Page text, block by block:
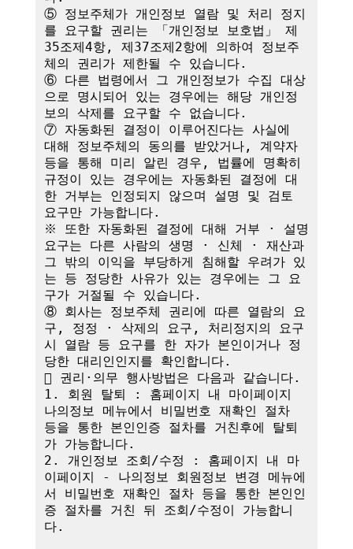
⑤ 정보주체가 개인정보 열람 및 처리 정지
를 요구할 권리는 「개인정보 보호법」 제
35조제4항, 제37조제2항에 의하여 정보주
체의 권리가 제한될 수 있습니다.
⑥ 다른 법령에서 그 개인정보가 수집 대상
으로 명시되어 있는 경우에는 해당 개인정
보의 삭제를 요구할 수 없습니다.
⑦ 자동화된 결정이 이루어진다는 사실에
대해 정보주체의 동의를 받았거나, 계약자
등을 통해 미리 알린 경우, 법률에 명확히
규정이 있는 경우에는 자동화된 결정에 대
한 거부는 인정되지 않으며 설명 및 검토
요구만 가능합니다.
※ 또한 자동화된 결정에 대해 거부 · 설명
요구는 다른 사람의 생명 · 신체 · 재산과
그 밖의 이익을 부당하게 침해할 우려가 있
는 등 정당한 사유가 있는 경우에는 그 요
구가 거절될 수 있습니다.
⑧ 회사는 정보주체 권리에 따른 열람의 요
구, 정정 · 삭제의 요구, 처리정지의 요구
시 열람 등 요구를 한 자가 본인이거나 정
당한 대리인인지를 확인합니다.
 권리·의무 행사방법은 다음과 같습니다.
1. 회원 탈퇴 : 홈페이지 내 마이페이지
나의정보 메뉴에서 비밀번호 재확인 절차
등을 통한 본인인증 절차를 거친후에 탈퇴
가 가능합니다.
2. 개인정보 조회/수정 : 홈페이지 내 마
이페이지 - 나의정보 회원정보 변경 메뉴에
서 비밀번호 재확인 절차 등을 통한 본인인
증 절차를 거친 뒤 조회/수정이 가능합니
다.